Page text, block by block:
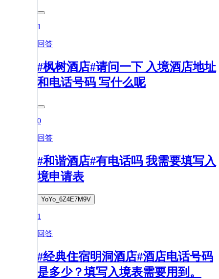
1
回答
#枫树酒店#请问一下 入境酒店地址
和电话号码 写什么呢
0
回答
#和谐酒店#有电话吗 我需要填写入
境申请表
YoYo_6Z4E7M9V
1
回答
#经典住宿明洞酒店#酒店电话号码
是多少？填写入境表需要用到。